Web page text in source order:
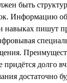
быть
Информацию
навыках пишут
придётся долго
достаточно